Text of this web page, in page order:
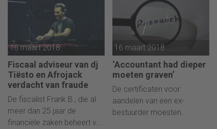
kleine ondernemers.
16 maart 2018
Fiscaal adviseur van dj
Tiësto en Afrojack
verdacht van fraude
De fiscalist Frank B., die al
meer dan 25 jaar de
financiële zaken beheert van
16 maart 2018
‘Accountant had dieper
moeten graven’
De certificaten voor
aandelen van een ex-
bestuurder moesten